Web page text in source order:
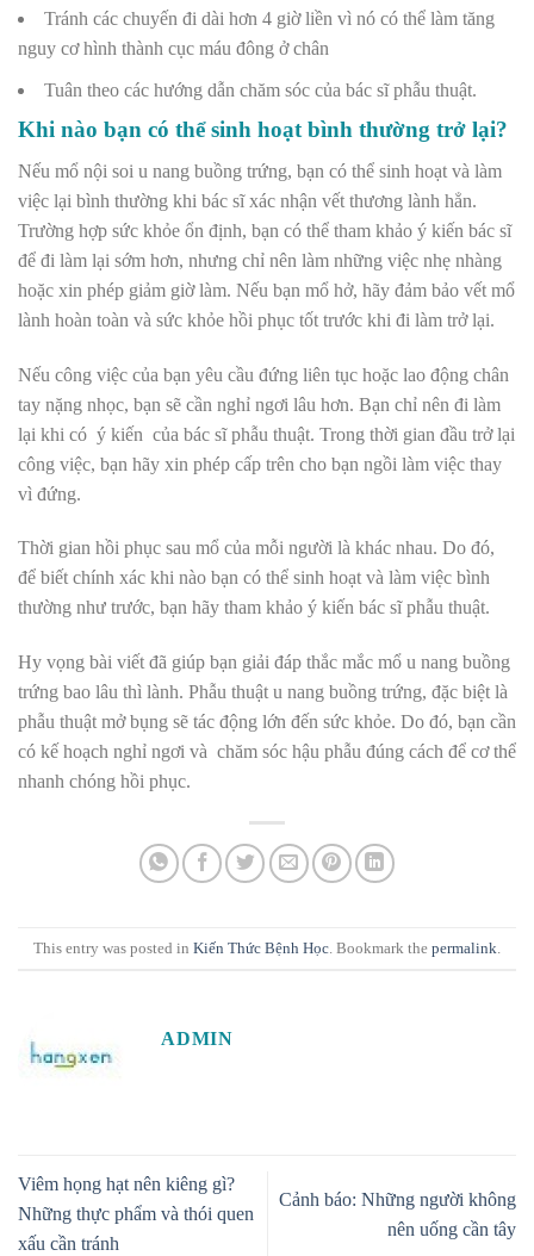
Tránh các chuyến đi dài hơn 4 giờ liền vì nó có thể làm tăng
nguy cơ hình thành cục máu đông ở chân
Tuân theo các hướng dẫn chăm sóc của bác sĩ phẫu thuật.
Khi nào bạn có thể sinh hoạt bình thường trở lại?
Nếu mổ nội soi u nang buồng trứng, bạn có thể sinh hoạt và làm
việc lại bình thường khi bác sĩ xác nhận vết thương lành hẳn.
Trường hợp sức khỏe ổn định, bạn có thể tham khảo ý kiến bác sĩ
để đi làm lại sớm hơn, nhưng chỉ nên làm những việc nhẹ nhàng
hoặc xin phép giảm giờ làm. Nếu bạn mổ hở, hãy đảm bảo vết mổ
lành hoàn toàn và sức khỏe hồi phục tốt trước khi đi làm trở lại.
Nếu công việc của bạn yêu cầu đứng liên tục hoặc lao động chân
tay nặng nhọc, bạn sẽ cần nghỉ ngơi lâu hơn. Bạn chỉ nên đi làm
lại khi có ý kiến của bác sĩ phẫu thuật. Trong thời gian đầu trở lại
công việc, bạn hãy xin phép cấp trên cho bạn ngồi làm việc thay
vì đứng.
Thời gian hồi phục sau mổ của mỗi người là khác nhau. Do đó,
để biết chính xác khi nào bạn có thể sinh hoạt và làm việc bình
thường như trước, bạn hãy tham khảo ý kiến bác sĩ phẫu thuật.
Hy vọng bài viết đã giúp bạn giải đáp thắc mắc mổ u nang buồng
trứng bao lâu thì lành. Phẫu thuật u nang buồng trứng, đặc biệt là
phẫu thuật mở bụng sẽ tác động lớn đến sức khỏe. Do đó, bạn cần
có kế hoạch nghỉ ngơi và chăm sóc hậu phẫu đúng cách để cơ thể
nhanh chóng hồi phục.
This entry was posted in Kiến Thức Bệnh Học . Bookmark the permalink
ADMIN
Viêm họng hạt nên kiêng gì?
Những thực phẩm và thói quen
xấu cần tránh
Cảnh báo: Những người không
nên uống cần tây